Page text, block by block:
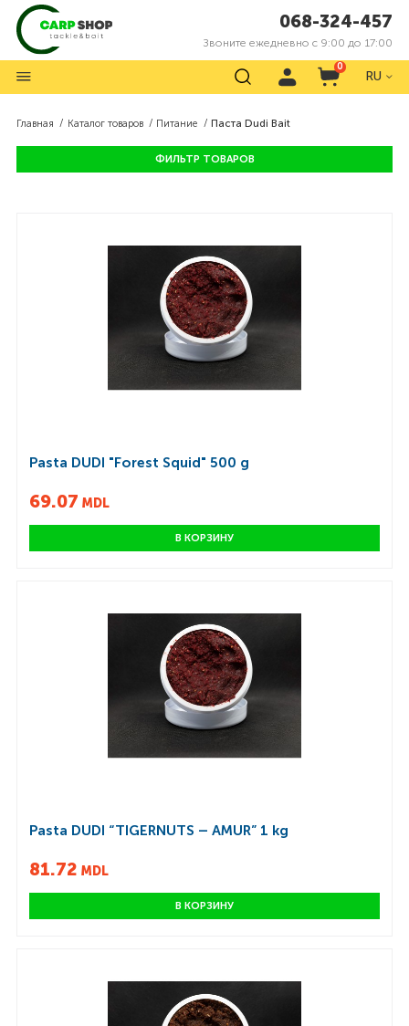
068-324-457
Звоните ежедневно с 9:00 до 17:00
0
RU
Главная Каталог товаров Питание Паста Dudi Bait
ФИЛЬТР ТОВАРОВ
Pasta DUDI "Forest Squid" 500 g
69.07 MDL
В КОРЗИНУ
Pasta DUDI “TIGERNUTS – AMUR” 1 kg
81.72 MDL
В КОРЗИНУ